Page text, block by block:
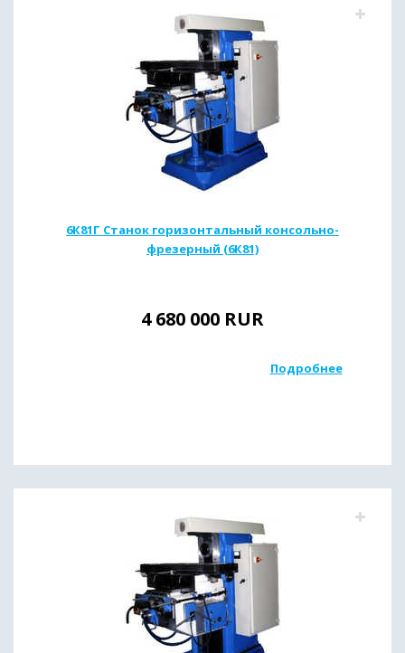
6К81Г Станок горизонтальный консольно-
фрезерный (6К81)
4 680 000 RUR
Подробнее